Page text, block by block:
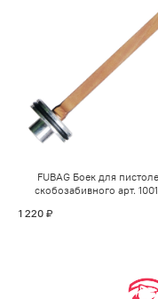
FUBAG Боек для
скобозабивного арт.
1 220 ₽